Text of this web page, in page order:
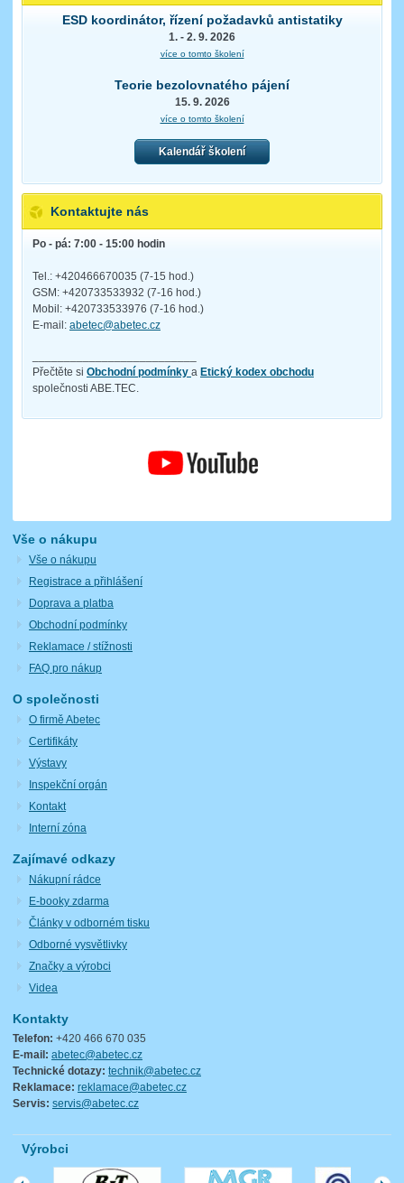
ESD koordinátor, řízení požadavků antistatiky
1. - 2. 9. 2026
více o tomto školení
Teorie bezolovnatého pájení
15. 9. 2026
více o tomto školení
Kalendář školení
Kontaktujte nás
Po - pá: 7:00 - 15:00 hodin
Tel.: +420466670035 (7-15 hod.)
GSM: +420733533932 (7-16 hod.)
Mobil: +420733533976 (7-16 hod.)
E-mail: abetec@abetec.cz
Přečtěte si Obchodní podmínky a Etický kodex obchodu
společnosti ABE.TEC.
Vše o nákupu
Vše o nákupu
Registrace a přihlášení
Doprava a platba
Obchodní podmínky
Reklamace / stížnosti
FAQ pro nákup
O společnosti
O firmě Abetec
Certifikáty
Výstavy
Inspekční orgán
Kontakt
Interní zóna
Zajímavé odkazy
Nákupní rádce
E-booky zdarma
Články v odborném tisku
Odborné vysvětlivky
Značky a výrobci
Videa
Kontakty
Telefon: +420 466 670 035
E-mail: abetec@abetec.cz
Technické dotazy: technik@abetec.cz
Reklamace: reklamace@abetec.cz
Servis: servis@abetec.cz
Výrobci